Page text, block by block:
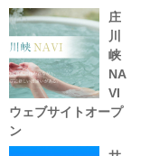
庄
川
峡
NA
VI
ウェブサイトオープ
ン